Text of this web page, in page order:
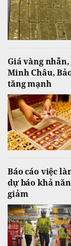
Giá vàng nhẫn,
Minh Châu,
tăng mạnh
Báo cáo việc
dự báo khả
giảm